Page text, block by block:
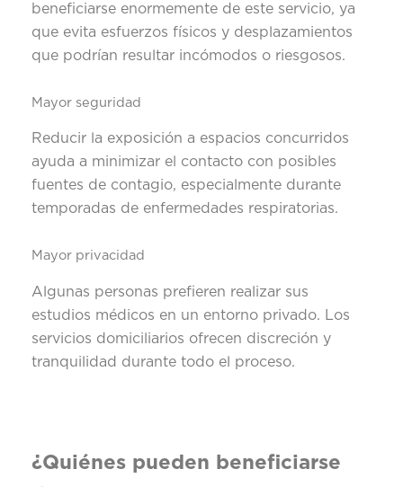
beneficiarse enormemente de este servicio, ya
que evita esfuerzos físicos y desplazamientos
que podrían resultar incómodos o riesgosos.
Mayor seguridad
Reducir la exposición a espacios concurridos
ayuda a minimizar el contacto con posibles
fuentes de contagio, especialmente durante
temporadas de enfermedades respiratorias.
Mayor privacidad
Algunas personas prefieren realizar sus
estudios médicos en un entorno privado. Los
servicios domiciliarios ofrecen discreción y
tranquilidad durante todo el proceso.
¿Quiénes pueden beneficiarse